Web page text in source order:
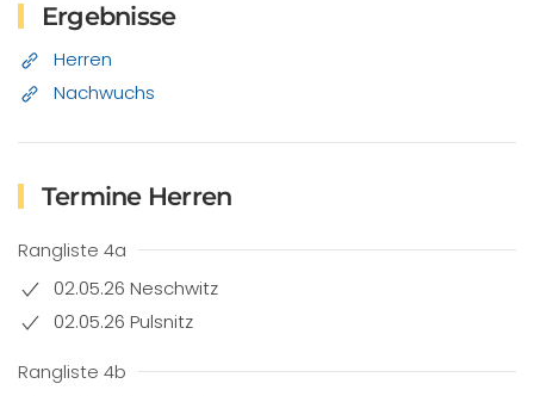
Ergebnisse
Herren
Nachwuchs
Termine Herren
Rangliste 4a
02.05.26 Neschwitz
02.05.26 Pulsnitz
Rangliste 4b